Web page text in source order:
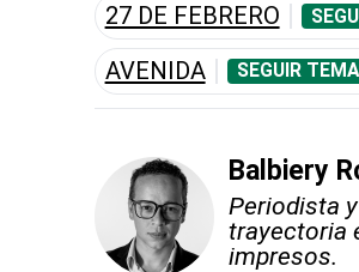
27 DE FEBRERO
AVENIDA SEGUIR
Balbiery
Periodista
trayectoria
impresos.